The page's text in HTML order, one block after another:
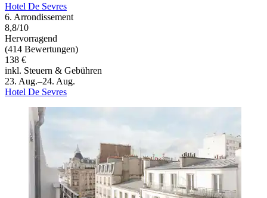
Hotel De Sevres
6. Arrondissement
8,8/10
Hervorragend
(414 Bewertungen)
138 €
inkl. Steuern & Gebühren
23. Aug.–24. Aug.
Hotel De Sevres